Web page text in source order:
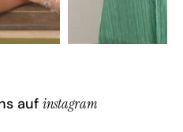
auf instagram